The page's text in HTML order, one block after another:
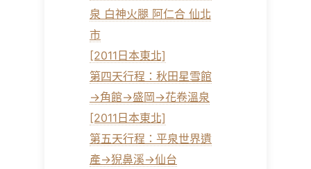
泉 白神火腿 阿仁合 仙北
市
[2011日本東北]
第四天行程：秋田星雪館
→角館→盛岡→花卷溫泉
[2011日本東北]
第五天行程：平泉世界遺
產→猊鼻溪→仙台